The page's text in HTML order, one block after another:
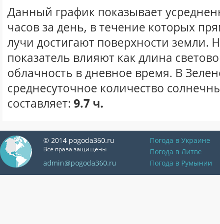
Данный график показывает
часов за день, в течение которых
лучи достигают поверхности земли.
показатель влияют как длина
облачность в дневное время. В
среднесуточное количество
составляет: 9.7 ч.
© 2014 pogoda360.ru
Все права защищены
admin@pogoda360.ru
Погода в Украине
Погода в Литве
Погода в Румынии